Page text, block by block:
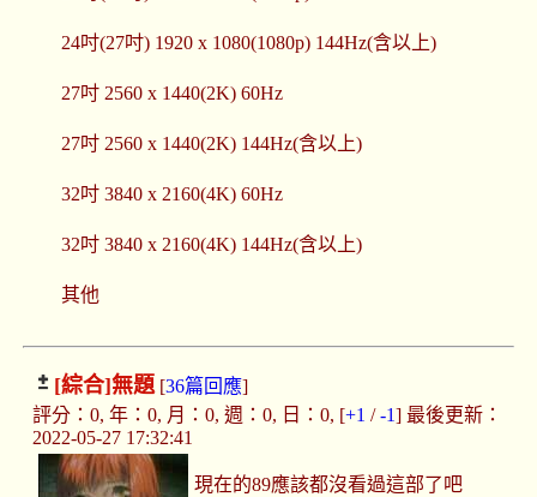
24吋(27吋) 1920 x 1080(1080p) 144Hz(含以上)
27吋 2560 x 1440(2K) 60Hz
27吋 2560 x 1440(2K) 144Hz(含以上)
32吋 3840 x 2160(4K) 60Hz
32吋 3840 x 2160(4K) 144Hz(含以上)
其他
[綜合]無題[36篇回應]
評分：0, 年：0, 月：0, 週：0, 日：0, [+1 /-1] 最後更新：
2022-05-27 17:32:41
現在的89應該都沒看過這部了吧